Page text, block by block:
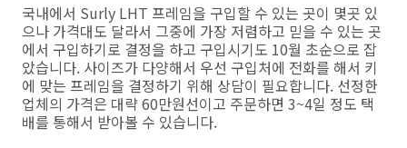
국내에서 Surly LHT 프레임을 구입할 수 있는 곳이 몇곳 있
으나 가격대도 달라서 그중에 가장 저렴하고 믿을 수 있는 곳
에서 구입하기로 결정을 하고 구입시기도 10월 초순으로 잡
았습니다. 사이즈가 다양해서 우선 구입처에 전화를 해서 키
에 맞는 프레임을 결정하기 위해 상담이 필요합니다. 선정한
업체의 가격은 대략 60만원선이고 주문하면 3~4일 정도 택
배를 통해서 받아볼 수 있습니다.